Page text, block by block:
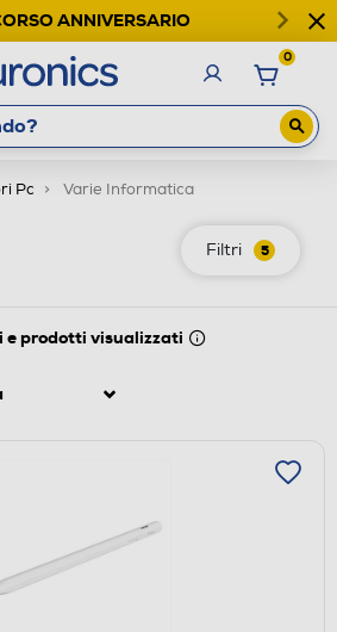
ANNIVERSARIO
0
Pc Varie Informatica
Filtri 5
e prodotti visualizzati